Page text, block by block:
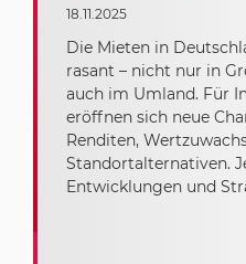
18.11.2025
Die Mieten in
rasant – nicht nur in
auch im Umland. Für
eröffnen sich neue
Renditen,
Standortalternativen.
Entwicklungen und